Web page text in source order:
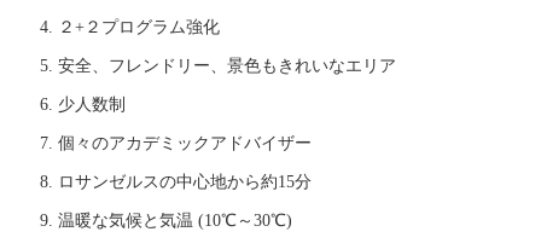
２+２プログラム強化
安全、フレンドリー、景色もきれいなエリア
少人数制
個々のアカデミックアドバイザー
ロサンゼルスの中心地から約15分
温暖な気候と気温 (10℃～30℃)